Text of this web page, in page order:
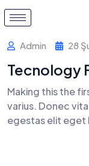
Admin 28
Tecnology
Making this the
varius. Donec
egestas elit eget